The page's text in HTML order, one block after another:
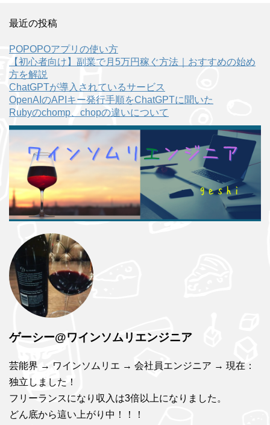
最近の投稿
POPOPOアプリの使い方
【初心者向け】副業で月5万円稼ぐ方法｜おすすめの始め
方を解説
ChatGPTが導入されているサービス
OpenAIのAPIキー発行手順をChatGPTに聞いた
Rubyのchomp、chopの違いについて
ゲーシー@ワインソムリエンジニア
芸能界 → ワインソムリエ → 会社員エンジニア → 現在：
独立しました！
フリーランスになり収入は3倍以上になりました。
どん底から這い上がり中！！！